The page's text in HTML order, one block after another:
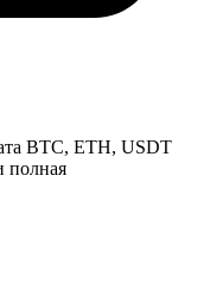
BTC, ETH, USDT
полная